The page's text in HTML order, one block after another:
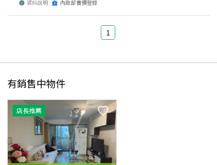
資料說明 內政部實價登錄
1
有銷售中物件
店長推薦